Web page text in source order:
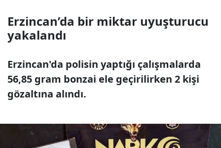
Erzincan’da bir miktar uyuşturucu
yakalandı
Erzincan'da polisin yaptığı çalışmalarda
56,85 gram bonzai ele geçirilirken 2 kişi
gözaltına alındı.